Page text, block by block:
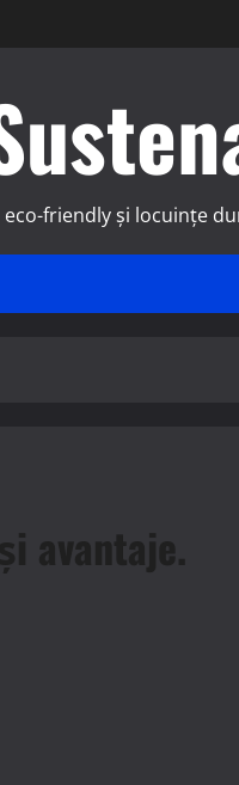
eco-friendly și locuințe
avantaje.